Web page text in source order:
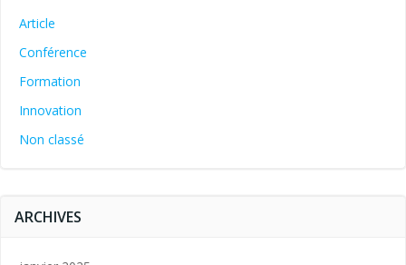
Article
Conférence
Formation
Innovation
Non classé
ARCHIVES